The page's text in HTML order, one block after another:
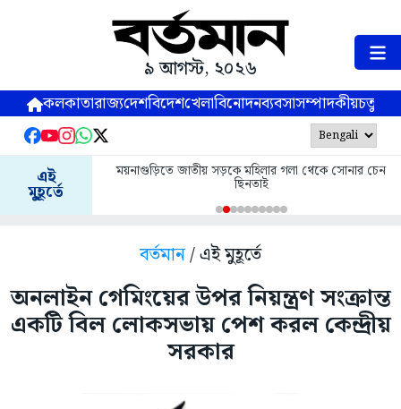
৯ আগস্ট, ২০২৬
কলকাতারাজ্যদেশবিদেশখেলাবিনোদনব্যবসাসম্পাদকীয়
এই
মুহূর্তে
ময়নাগুড়িতে জাতীয় সড়কে মহিলার গলা থেকে সোনার চেন
ছিনতাই
বর্তমান/ এই মুহূর্তে
অনলাইন গেমিংয়ের উপর নিয়ন্ত্রণ সংক্রান্ত
একটি বিল লোকসভায় পেশ করল কেন্দ্রীয়
সরকার